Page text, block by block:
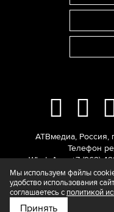
АТВмедиа, Россия,
Телефон
WhatsApp: +7 (962)
© 2017-
Мы используем файлы
удобство использования
соглашаетесь с политикой
Принять